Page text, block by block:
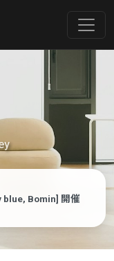
blue, Bomin] 開催